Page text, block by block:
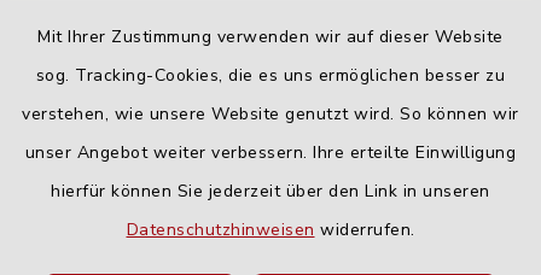
Mit Ihrer Zustimmung verwenden wir auf dieser Website
sog. Tracking-Cookies, die es uns ermöglichen besser zu
verstehen, wie unsere Website genutzt wird. So können wir
unser Angebot weiter verbessern. Ihre erteilte Einwilligung
hierfür können Sie jederzeit über den Link in unseren
Datenschutzhinweisen widerrufen.
Freitag:
geschlossen
Quicklinks